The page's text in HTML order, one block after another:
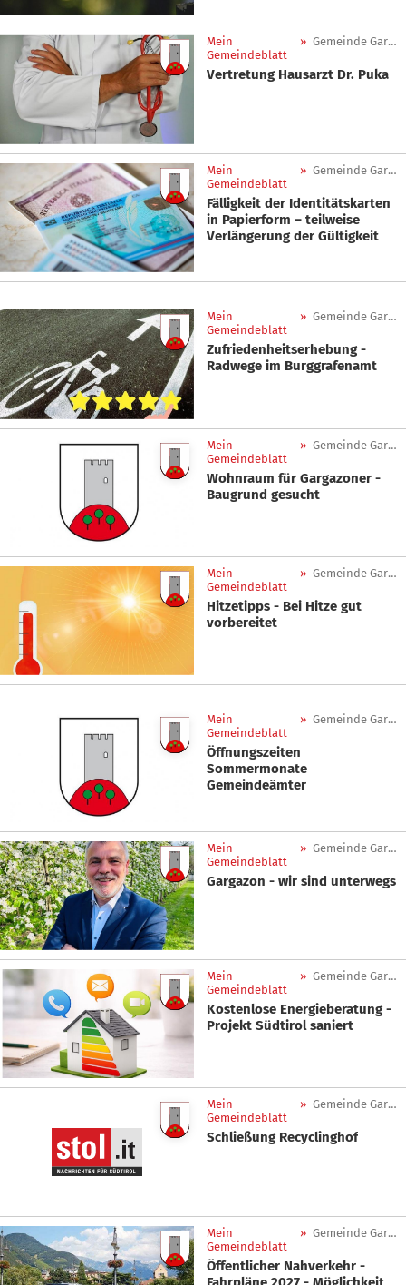
Mein
Gemeindeblatt
» Gemeinde Gargazon
Vertretung Hausarzt Dr. Puka
Mein
Gemeindeblatt
» Gemeinde Gargazon
Fälligkeit der Identitätskarten
in Papierform – teilweise
Verlängerung der Gültigkeit
Mein
Gemeindeblatt
» Gemeinde Gargazon
Zufriedenheitserhebung -
Radwege im Burggrafenamt
Mein
Gemeindeblatt
» Gemeinde Gargazon
Wohnraum für Gargazoner -
Baugrund gesucht
Mein
Gemeindeblatt
» Gemeinde Gargazon
Hitzetipps - Bei Hitze gut
vorbereitet
Mein
Gemeindeblatt
» Gemeinde Gargazon
Öffnungszeiten
Sommermonate
Gemeindeämter
Mein
Gemeindeblatt
» Gemeinde Gargazon
Gargazon - wir sind unterwegs
Mein
Gemeindeblatt
» Gemeinde Gargazon
Kostenlose Energieberatung -
Projekt Südtirol saniert
Mein
Gemeindeblatt
» Gemeinde Gargazon
Schließung Recyclinghof
Mein
Gemeindeblatt
» Gemeinde Gargazon
Öffentlicher Nahverkehr -